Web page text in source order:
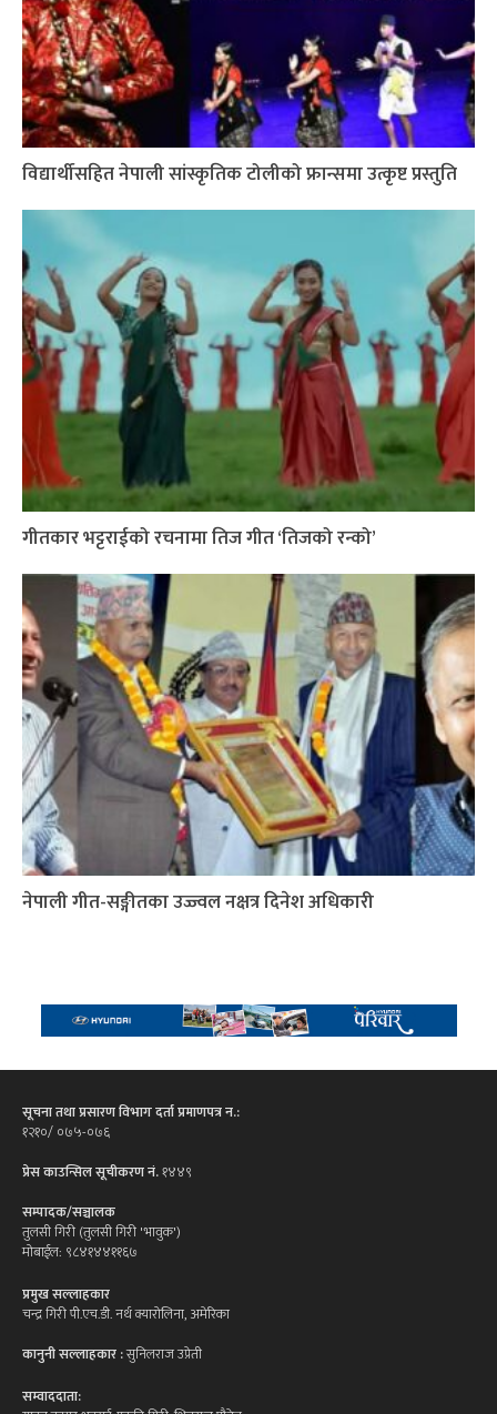
विद्यार्थीसहित नेपाली सांस्कृतिक टोलीको फ्रान्समा उत्कृष्ट प्रस्तुति
गीतकार भट्टराईको रचनामा तिज गीत ‘तिजको रन्को’
नेपाली गीत-सङ्गीतका उज्ज्वल नक्षत्र दिनेश अधिकारी
सूचना तथा प्रसारण विभाग दर्ता प्रमाणपत्र न.:
१२१०/ ०७५-०७६
प्रेस काउन्सिल सूचीकरण नं.१४४९
सम्पादक/सञ्चालक
तुलसी गिरी (तुलसी गिरी 'भावुक')
मोबाईल: ९८४१४४११६७
प्रमुख सल्लाहकार
चन्द्र गिरी पी.एच.डी. नर्थ क्यारोलिना, अमेरिका
कानुनी सल्लाहकार :सुनिलराज उप्रेती
सम्वाददाता: